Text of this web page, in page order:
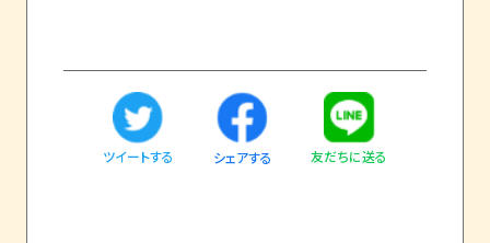
ツイートする シェアする 友だちに送る